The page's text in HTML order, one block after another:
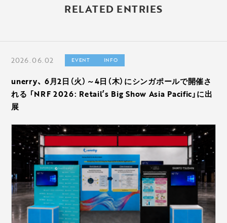
RELATED ENTRIES
2026.06.02 EVENT INFO
unerry、 6月2日（火）～4日（木）にシンガポールで開催さ
れる 「NRF 2026: Retail’s Big Show Asia Pacific」に出
展